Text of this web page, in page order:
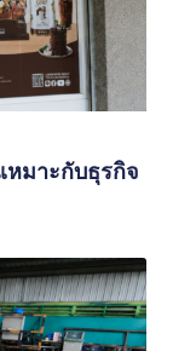
หมาะกับธุรกิจ